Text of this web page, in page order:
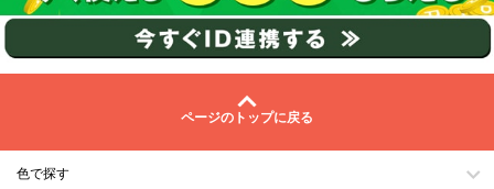
ページのトップに戻る
色で探す